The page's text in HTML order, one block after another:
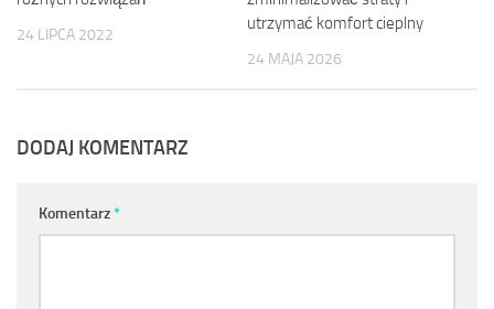
24 LIPCA 2022
utrzymać komfort cieplny
24 MAJA 2026
DODAJ KOMENTARZ
Komentarz*